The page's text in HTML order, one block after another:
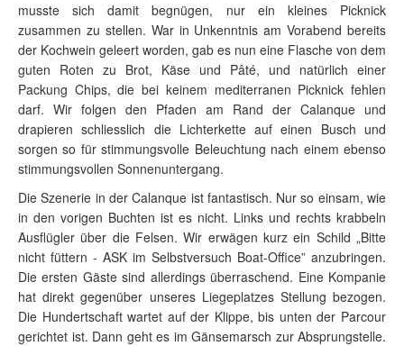
musste sich damit begnügen, nur ein kleines Picknick
zusammen zu stellen. War in Unkenntnis am Vorabend bereits
der Kochwein geleert worden, gab es nun eine Flasche von dem
guten Roten zu Brot, Käse und Pâté, und natürlich einer
Packung Chips, die bei keinem mediterranen Picknick fehlen
darf. Wir folgen den Pfaden am Rand der Calanque und
drapieren schliesslich die Lichterkette auf einen Busch und
sorgen so für stimmungsvolle Beleuchtung nach einem ebenso
stimmungsvollen Sonnenuntergang.
Die Szenerie in der Calanque ist fantastisch. Nur so einsam, wie
in den vorigen Buchten ist es nicht. Links und rechts krabbeln
Ausflügler über die Felsen. Wir erwägen kurz ein Schild „Bitte
nicht füttern - ASK im Selbstversuch Boat-Office” anzubringen.
Die ersten Gäste sind allerdings überraschend. Eine Kompanie
hat direkt gegenüber unseres Liegeplatzes Stellung bezogen.
Die Hundertschaft wartet auf der Klippe, bis unten der Parcour
gerichtet ist. Dann geht es im Gänsemarsch zur Absprungstelle.